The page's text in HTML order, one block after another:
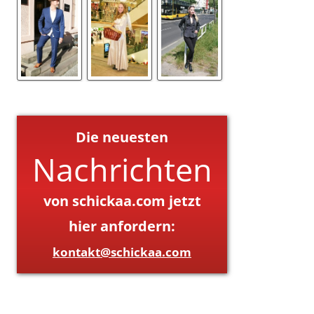
Die neuesten
Nachrichten
von schickaa.com jetzt
hier anfordern:
kontakt@schickaa.com